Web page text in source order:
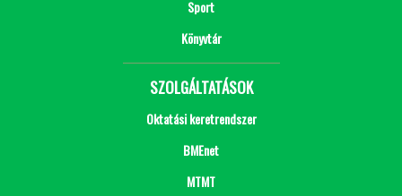
Sport
Könyvtár
SZOLGÁLTATÁSOK
Oktatási keretrendszer
BMEnet
MTMT